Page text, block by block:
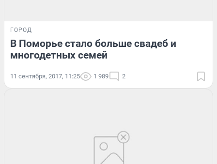
ГОРОД
В Поморье стало больше свадеб и
многодетных семей
11 сентября, 2017, 11:25 1 989 2